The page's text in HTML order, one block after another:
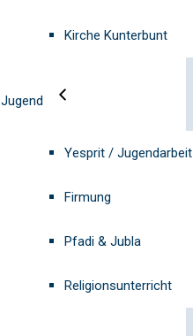
Kirche Kunterbunt
Jugend
Yesprit / Jugendarbeit
Firmung
Pfadi & Jubla
Religionsunterricht